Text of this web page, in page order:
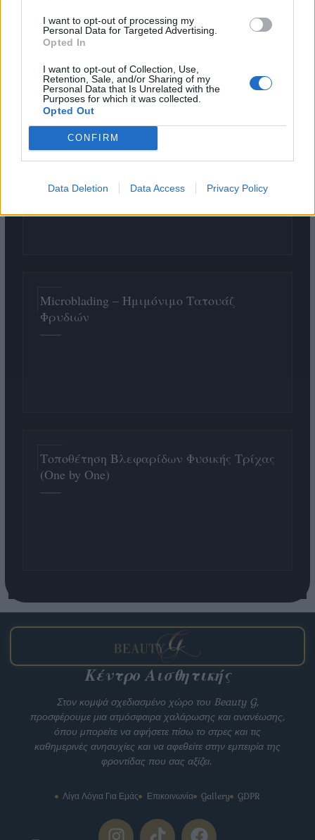
I want to opt-out of processing my
Personal Data for Targeted Advertising.
Opted In
I want to opt-out of Collection, Use,
Retention, Sale, and/or Sharing of my
Personal Data that Is Unrelated with the
Purposes for which it was collected.
Opted Out
CONFIRM
Data Deletion Data Access Privacy Policy
Καθαρισμός Φρυδιών με Τσιμπιδάκι
Microblading – Ημιμόνιμο Τατουάζ
Φρυδιών
Τοποθέτηση Βλεφαρίδων Φυσικής Τρίχας
(One by One)
Κέντρο Αισθητικής
Στον κομψά σχεδιασμένο χώρο του Beauty G,
προσφέρουμε μια ατμόσφαιρα χαλάρωσης και ανανέωσης,
όπου μπορείτε να αφήσετε πίσω το στρες και τις
καθημερινές ανησυχίες και να αφεθείτε στην εμπειρία της
φροντίδας που σας αξίζει.
Λίγα Λόγια Για Εμάς Επικοινωνία Gallery GDPR